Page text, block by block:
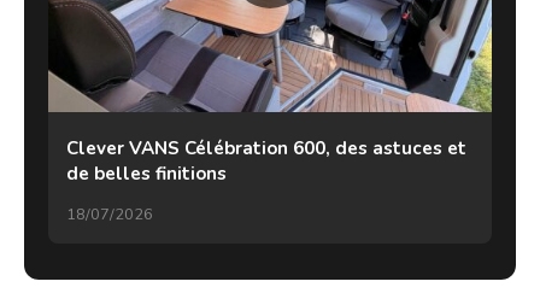
Clever VANS Célébration 600, des astuces et
de belles finitions
18/07/2026